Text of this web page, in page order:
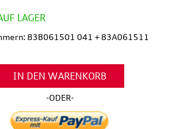
LAGER
83B061501 041 + 83A061511
IN DEN WARENKORB
-ODER-